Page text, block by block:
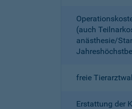
(auch
anästhesie/
freie
Erstattung der